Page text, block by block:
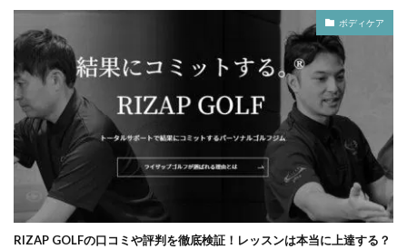
ボディケア
RIZAP GOLFの口コミや評判を徹底検証！レッスンは本当に上達する？